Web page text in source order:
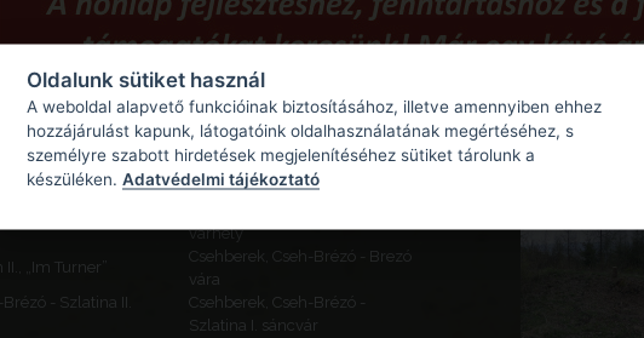
templom
Meszes - Várhegy
erődfala
várhely
„Im Turner”
Csehberek, Cseh-Brézó - Brezó
vára
- Szlatina II.
Csehberek, Cseh-Brézó -
Szlatina I. sáncvár
Ajánlott látnivalók
Oldalunk sütiket használ
A weboldal alapvető funkcióinak biztosításához, illetve amennyiben ehhez
hozzájárulást kapunk, látogatóink oldalhasználatának megértéséhez, s
személyre szabott hirdetések megjelenítéséhez sütiket tárolunk a
készüléken. Adatvédelmi tájékoztató